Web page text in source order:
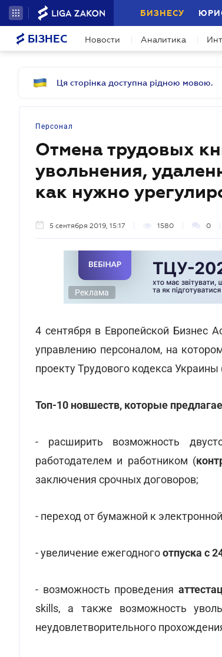
БИЗНЕСУ
БІЗНЕС Новости Аналитика
Ця сторінка доступна рідною мовою.
Персонал
Отмена трудовых
увольнения,
как нужно
5 сентября 2019, 15:17 1580 0
Реклама
4 сентября в Европейской Бизнес
управлению персоналом, на
проекту Трудового кодекса Украины
Топ-10 новшеств, которые
- расширить возможность
работодателем и работником (
заключения срочных договоров;
- переход от бумажной к
- увеличение ежегодногоотпуска с
- возможность проведения
skills, а также возможность
неудовлетворительного